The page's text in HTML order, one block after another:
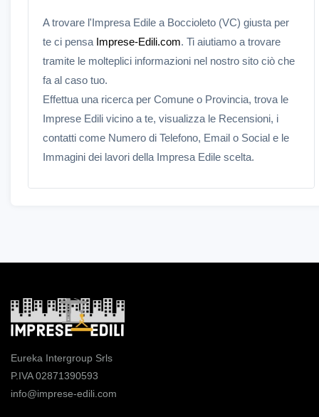
A trovare l'Impresa Edile a Boccioleto (VC) giusta per
te ci pensa Imprese-Edili.com. Ti aiutiamo a trovare
tramite le molteplici informazioni nel nostro sito ciò che
fa al caso tuo.
Effettua una ricerca per Comune o Provincia, trova le
Imprese Edili vicino a te, visualizza le Recensioni, i
contatti come Numero di Telefono, Email o Social e le
Immagini dei lavori della Impresa Edile scelta.
Eureka Intergroup Srls
P.IVA 02871390593
info@imprese-edili.com